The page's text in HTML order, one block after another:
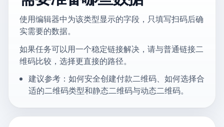
使用编辑器中为该类型显示的字段，只填写扫码后确
实需要的数据。
如果任务可以用一个稳定链接解决，请与普通链接二
维码比较，选择更直接的路径。
建议参考：如何安全创建付款二维码、如何选择合
适的二维码类型和静态二维码与动态二维码。